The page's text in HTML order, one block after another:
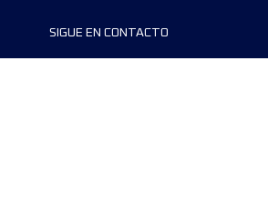
SIGUE EN CONTACTO